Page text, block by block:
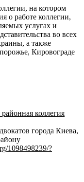
на котором
о работе коллегии,
услугах и
во всех
а также
Кировограде
коллегия
города Киева,
1098498239/?